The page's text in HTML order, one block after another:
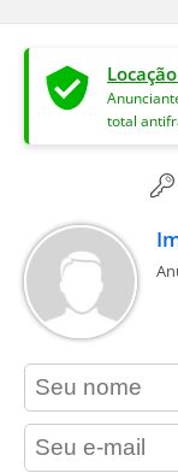
total
contact_name
contact_email